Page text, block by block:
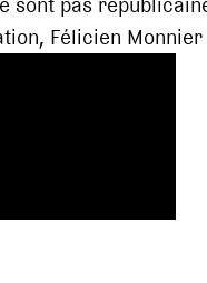
Félicien Monnier